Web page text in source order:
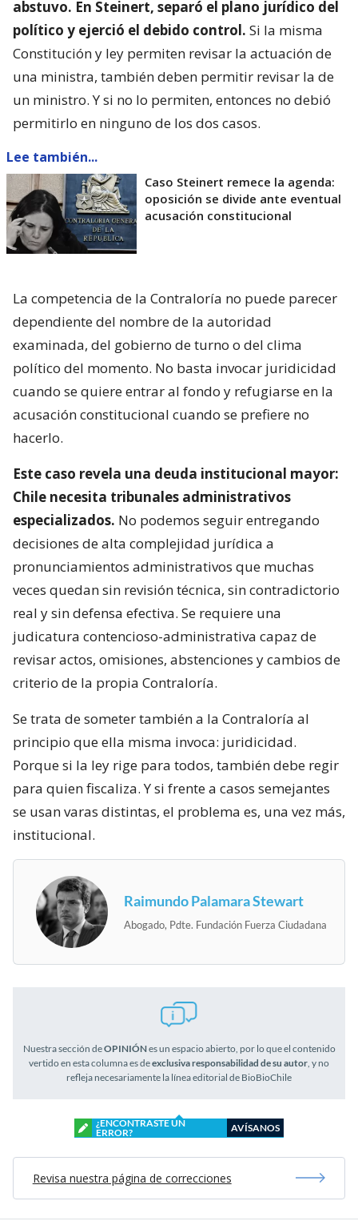
abstuvo. En Steinert, separó el plano jurídico del
político y ejerció el debido control. Si la misma
Constitución y ley permiten revisar la actuación de
una ministra, también deben permitir revisar la de
un ministro. Y si no lo permiten, entonces no debió
permitirlo en ninguno de los dos casos.
Lee también...
Caso Steinert remece la agenda:
oposición se divide ante eventual
acusación constitucional
La competencia de la Contraloría no puede parecer
dependiente del nombre de la autoridad
examinada, del gobierno de turno o del clima
político del momento. No basta invocar juridicidad
cuando se quiere entrar al fondo y refugiarse en la
acusación constitucional cuando se prefiere no
hacerlo.
Este caso revela una deuda institucional mayor:
Chile necesita tribunales administrativos
especializados. No podemos seguir entregando
decisiones de alta complejidad jurídica a
pronunciamientos administrativos que muchas
veces quedan sin revisión técnica, sin contradictorio
real y sin defensa efectiva. Se requiere una
judicatura contencioso-administrativa capaz de
revisar actos, omisiones, abstenciones y cambios de
criterio de la propia Contraloría.
Se trata de someter también a la Contraloría al
principio que ella misma invoca: juridicidad.
Porque si la ley rige para todos, también debe regir
para quien fiscaliza. Y si frente a casos semejantes
se usan varas distintas, el problema es, una vez más,
institucional.
Raimundo Palamara Stewart
Abogado, Pdte. Fundación Fuerza Ciudadana
Nuestra sección deOPINIÓNes un espacio abierto, por lo que el contenido
vertido en esta columna es deexclusiva responsabilidad de su autor , y no
refleja necesariamente la línea editorial de BioBioChile
¿ENCONTRASTE UN
ERROR?
AVÍSANOS
Revisa nuestra página de correcciones